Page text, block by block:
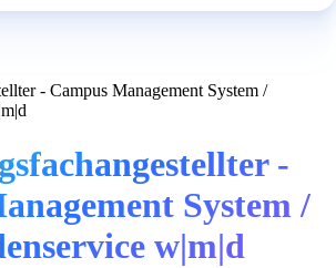
- Campus Management System /
-
System /
w|m|d